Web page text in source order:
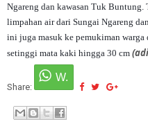
Ngareng dan kawasan Tuk Buntung.
limpahan air dari Sungai Ngareng
ini juga masuk ke pemukiman
setinggi mata kaki hingga 30 cm
Share: